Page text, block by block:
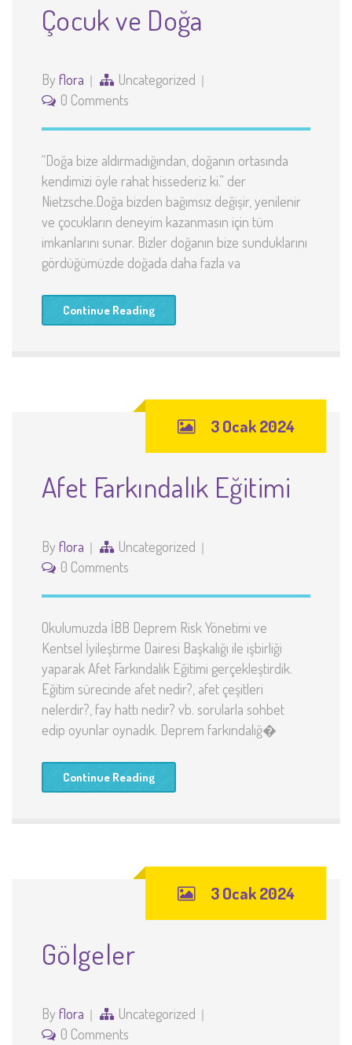
Çocuk ve Doğa
By flora
Uncategorized
0 Comments
“Doğa bize aldırmadığından, doğanın ortasında
kendimizi öyle rahat hissederiz ki.” der
Nietzsche.Doğa bizden bağımsız değişir, yenilenir
ve çocukların deneyim kazanmasın için tüm
imkanlarını sunar. Bizler doğanın bize sunduklarını
gördüğümüzde doğada daha fazla va
Continue Reading
3 Ocak 2024
Afet Farkındalık Eğitimi
By flora
Uncategorized
0 Comments
Okulumuzda İBB Deprem Risk Yönetimi ve
Kentsel İyileştirme Dairesi Başkalığı ile işbirliği
yaparak Afet Farkındalık Eğitimi gerçekleştirdik.
Eğitim sürecinde afet nedir?, afet çeşitleri
nelerdir?, fay hattı nedir? vb. sorularla sohbet
edip oyunlar oynadık. Deprem farkındalığ�
Continue Reading
3 Ocak 2024
Gölgeler
By flora
Uncategorized
0 Comments